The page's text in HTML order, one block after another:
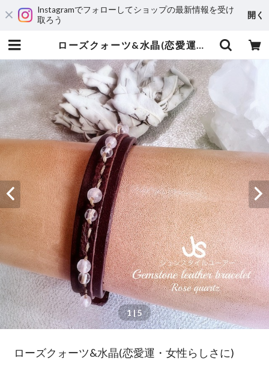
Instagramでフォローしてショップの最新情報を受け
取ろう
開く
ローズクォーツ&水晶(恋愛運・女性らしさに) | 運気アップ・風水オーダーメイドのレザーブレスレット専門店JunStyle
1| 5
ローズクォーツ&水晶(恋愛運・女性らしさに)